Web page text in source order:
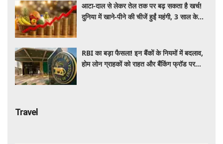
आटा-दाल से लेकर तेल तक पर बढ़ सकता है खर्च!
दुनिया में खाने-पीने की चीजें हुईं महंगी, 3 साल के
RBI का बड़ा फैसला! इन बैंकों के नियमों में बदलाव,
होम लोन ग्राहकों को राहत और बैंकिंग फ्रॉड पर
Travel